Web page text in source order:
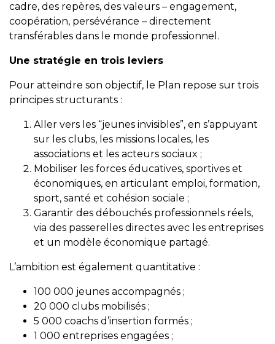
cadre, des repères, des valeurs – engagement,
coopération, persévérance – directement
transférables dans le monde professionnel.
Une stratégie en trois leviers
Pour atteindre son objectif, le Plan repose sur trois
principes structurants :
Aller vers les “jeunes invisibles”, en s’appuyant
sur les clubs, les missions locales, les
associations et les acteurs sociaux ;
Mobiliser les forces éducatives, sportives et
économiques, en articulant emploi, formation,
sport, santé et cohésion sociale ;
Garantir des débouchés professionnels réels,
via des passerelles directes avec les entreprises
et un modèle économique partagé.
L’ambition est également quantitative :
100 000 jeunes accompagnés ;
20 000 clubs mobilisés ;
5 000 coachs d’insertion formés ;
1 000 entreprises engagées ;